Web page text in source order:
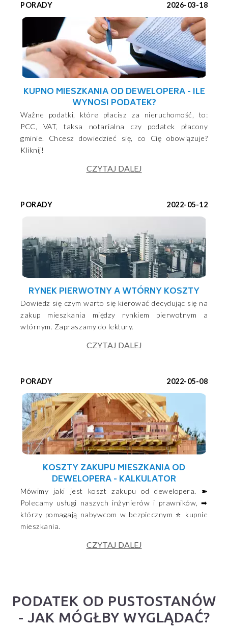
PORADY 2026-03-18
KUPNO MIESZKANIA OD DEWELOPERA - ILE
WYNOSI PODATEK?
Ważne podatki, które płacisz za nieruchomość, to:
PCC, VAT, taksa notarialna czy podatek płacony
gminie. Chcesz dowiedzieć się, co Cię obowiązuje?
Kliknij!
CZYTAJ DALEJ
PORADY 2022-05-12
RYNEK PIERWOTNY A WTÓRNY KOSZTY
Dowiedz się czym warto się kierować decydując się na
zakup mieszkania między rynkiem pierwotnym a
wtórnym. Zapraszamy do lektury.
CZYTAJ DALEJ
PORADY 2022-05-08
KOSZTY ZAKUPU MIESZKANIA OD
DEWELOPERA - KALKULATOR
Mówimy jaki jest koszt zakupu od dewelopera. ➽
Polecamy usługi naszych inżynierów i prawników, ➡
którzy pomagają nabywcom w bezpiecznym ⭐ kupnie
mieszkania.
CZYTAJ DALEJ
PODATEK OD PUSTOSTANÓW
- JAK MÓGŁBY WYGLĄDAĆ?